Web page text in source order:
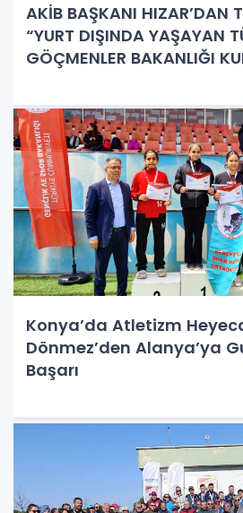
AKİB BAŞKANI HIZAR’DAN
“YURT DIŞINDA YAŞAYAN
GÖÇMENLER BAKANLIĞI
Konya’da Atletizm
Dönmez’den Alanya’ya
Başarı